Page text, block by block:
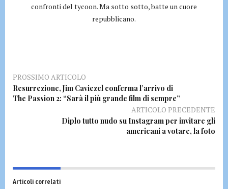
confronti del tycoon. Ma sotto sotto, batte un cuore
repubblicano.
PROSSIMO ARTICOLO
Resurrezione, Jim Caviezel conferma l’arrivo di
The Passion 2: “Sarà il più grande film di sempre”
ARTICOLO PRECEDENTE
Diplo tutto nudo su Instagram per invitare gli
americani a votare, la foto
Articoli correlati